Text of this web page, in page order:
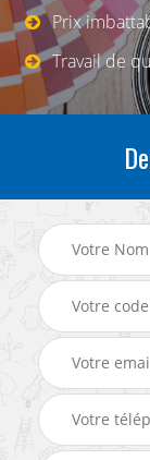
Prix
Travail de